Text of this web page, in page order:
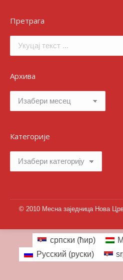
Претрага
Архива
Категорије
© 2010 Месна заједница Нова
српски (ћир)
Русский (руски)